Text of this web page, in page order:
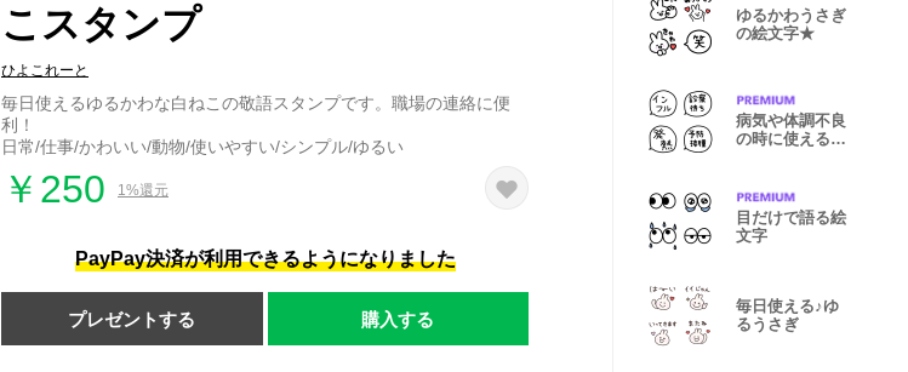
こスタンプ
ひよこれーと
毎日使えるゆるかわな白ねこの敬語スタンプです。職場の連絡に便
利！
日常/仕事/かわいい/動物/使いやすい/シンプル/ゆるい
￥250 1%還元
PayPay決済が利用できるようになりました
プレゼントする 購入する
ゆるかわうさぎ
の絵文字★
病気や体調不良
の時に使える絵
目だけで語る絵
文字
毎日使える♪ゆ
るうさぎ